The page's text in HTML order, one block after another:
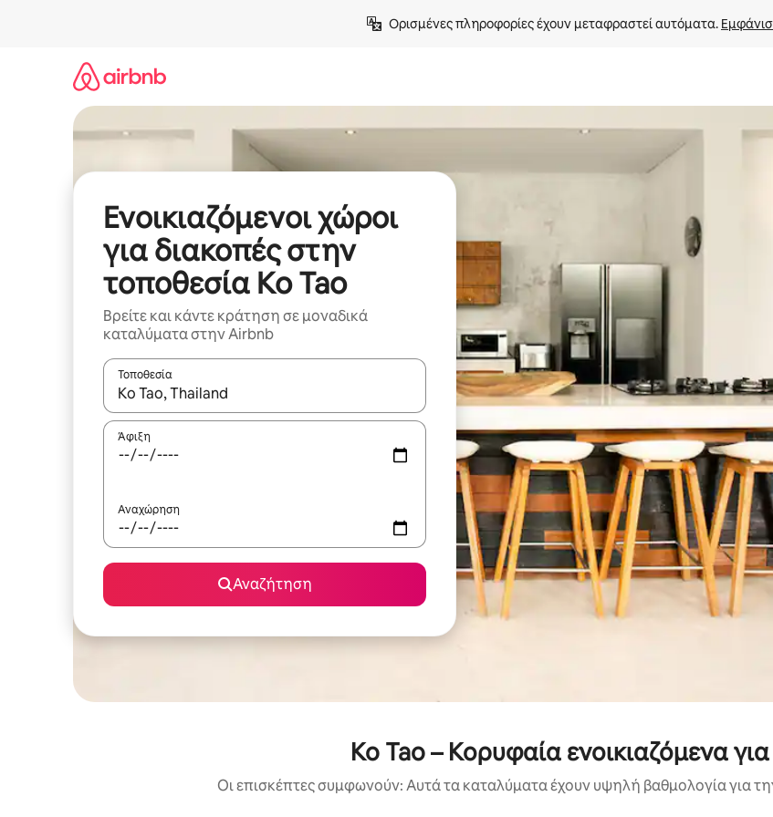
Ορισμένες πληροφορίες έχουν μεταφραστεί αυτόματα.
Ενοικιαζόμενοι χώροι
για διακοπές στην
τοποθεσία Ko Tao
Βρείτε και κάντε κράτηση σε μοναδικά
καταλύματα στην Airbnb
Τοποθεσία
Όταν τα αποτελέσματα είναι διαθέσιμα, μπορείτε να πλοηγηθείτε στη σελίδα με τα κουμπιά πάνω και κάτω
Άφιξη
Αναχώρηση
Αναζήτηση
Ko Tao – Κορυφαία ενοικιαζόμενα
Οι επισκέπτες συμφωνούν: Αυτά τα καταλύματα έχουν υψηλή βαθμολογία για